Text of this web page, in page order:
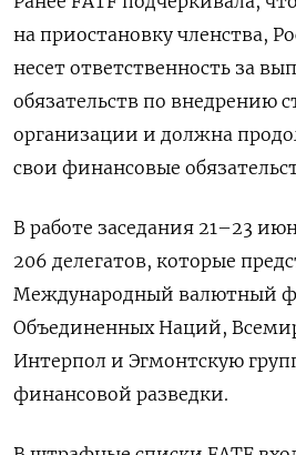
на приостановку членства,
несет ответственность за
обязательств по внедрению
организации и должна
свои финансовые
В работе заседания 21–23
206 делегатов, которые
Международный валютный
Объединенных Наций,
Интерпол и Эгмонтскую
финансовой разведки.